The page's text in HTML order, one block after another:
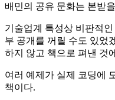
배민의 공유 문화는 본받
기술업계 특성상 비판적
부 공개를 꺼릴 수도 있었
하지 않고 책으로 펴낸 것
여러 예제가 실제 코딩에
책이다.